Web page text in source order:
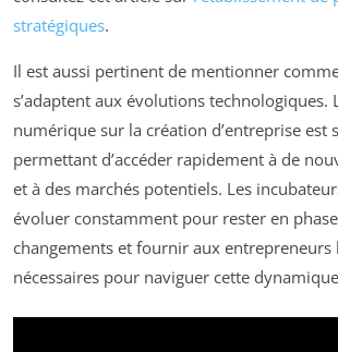
stratégiques.
Il est aussi pertinent de mentionner
s’adaptent aux évolutions technologiques.
numérique sur la création d’entreprise est
permettant d’accéder rapidement à de
et à des marchés potentiels. Les
évoluer constamment pour rester en
changements et fournir aux entrepreneurs
nécessaires pour naviguer cette